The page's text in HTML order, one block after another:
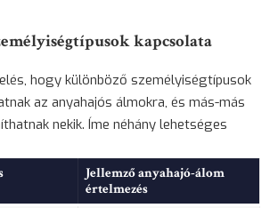
kapcsolata
hogy különböző személyiségtípusok
az anyahajós álmokra, és más-más
nekik. Íme néhány lehetséges
Jellemző anyahajó-álom
értelmezés